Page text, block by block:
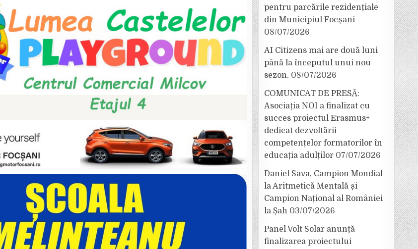
pentru parcările rezidențiale
din Municipiul Focșani
08/07/2026
AI Citizens mai are două luni
până la începutul unui nou
sezon. 08/07/2026
COMUNICAT DE PRESĂ:
Asociația NOI a finalizat cu
succes proiectul Erasmus+
dedicat dezvoltării
competențelor formatorilor în
educația adulților 07/07/2026
Daniel Sava, Campion Mondial
la Aritmetică Mentală și
Campion Național al României
la Șah 03/07/2026
Panel Volt Solar anunță
finalizarea proiectului